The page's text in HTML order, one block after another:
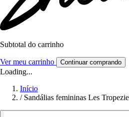
Subtotal do carrinho
Ver meu carrinho Continuar comprando
Loading...
Início
/ Sandálias femininas Les